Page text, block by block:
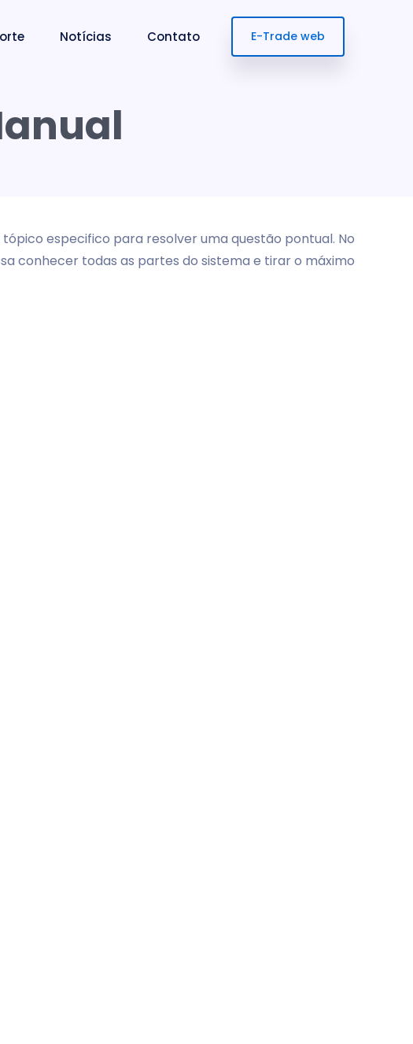
Notícias Contato E-Trade web
especifico para resolver uma questão pontual. No
conhecer todas as partes do sistema e tirar o máximo